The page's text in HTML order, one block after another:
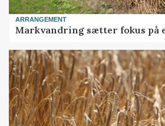
ARRANGEMENT
Markvandring sætter fokus på